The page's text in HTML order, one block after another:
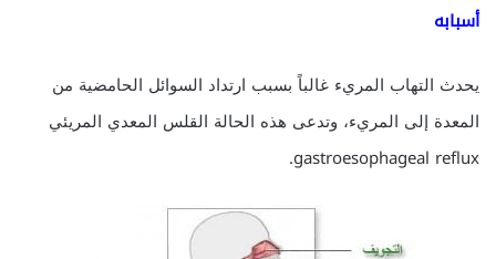
أسبابه
يحدث التهاب المريء غالباً بسبب ارتداد السوائل الحامضية من
المعدة إلى المريء، وتدعى هذه الحالة القلس المعدي المريئي
gastroesophageal reflux.